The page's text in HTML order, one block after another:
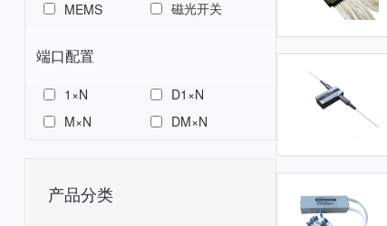
MEMS
磁光开关
端口配置
1×N
D1×N
M×N
DM×N
产品分类